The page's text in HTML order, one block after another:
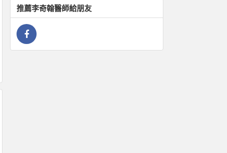
推薦李奇翰醫師給朋友